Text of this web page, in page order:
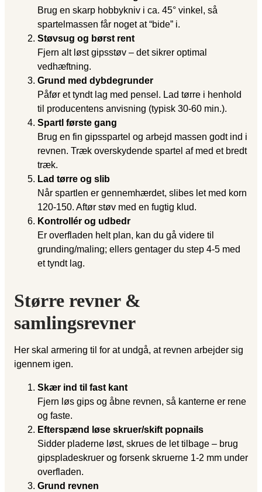
Brug en skarp hobbykniv i ca. 45° vinkel, så
spartelmassen får noget at “bide” i.
Støvsug og børst rent
Fjern alt løst gipsstøv – det sikrer optimal
vedhæftning.
Grund med dybdegrunder
Påfør et tyndt lag med pensel. Lad tørre i henhold
til producentens anvisning (typisk 30-60 min.).
Spartl første gang
Brug en fin gipsspartel og arbejd massen godt ind i
revnen. Træk overskydende spartel af med et bredt
træk.
Lad tørre og slib
Når spartlen er gennemhærdet, slibes let med korn
120-150. Aftør støv med en fugtig klud.
Kontrollér og udbedr
Er overfladen helt plan, kan du gå videre til
grunding/maling; ellers gentager du step 4-5 med
et tyndt lag.
Større revner &
samlingsrevner
Her skal armering til for at undgå, at revnen arbejder sig
igennem igen.
Skær ind til fast kant
Fjern løs gips og åbne revnen, så kanterne er rene
og faste.
Efterspænd løse skruer/skift popnails
Sidder pladerne løst, skrues de let tilbage – brug
gipspladeskruer og forsenk skruerne 1-2 mm under
overfladen.
Grund revnen